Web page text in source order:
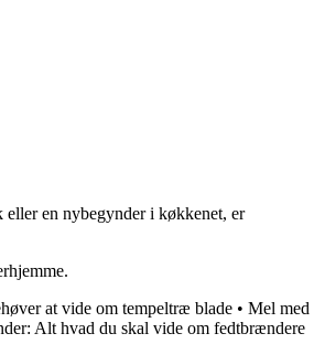
eller en nybegynder i køkkenet, er
at vide om tempeltræ blade • Mel med
Alt hvad du skal vide om fedtbrændere